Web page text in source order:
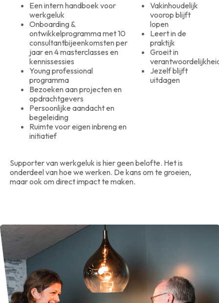
Een intern handboek voor
werkgeluk
Onboarding &
ontwikkelprogramma met 10
consultantbijeenkomsten per
jaar en 4 masterclasses en
kennissessies
Young professional
programma
Bezoeken aan projecten en
opdrachtgevers
Persoonlijke aandacht en
begeleiding
Ruimte voor eigen inbreng en
initiatief
Vakinhoudelijk
voorop blijft
lopen
Leert in de
praktijk
Groeit in
Jezelf blijft
uitdagen
Supporter van werkgeluk is hier geen belofte. Het is
onderdeel van hoe we werken. De kans om te groeien,
maar ook om direct impact te maken.